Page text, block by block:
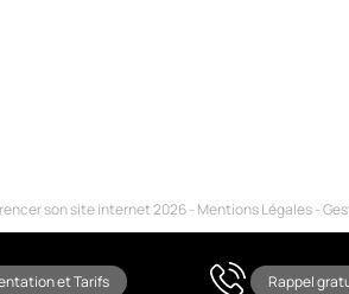
et Tarifs Rappel
son site internet 2026 - Mentions Légales-